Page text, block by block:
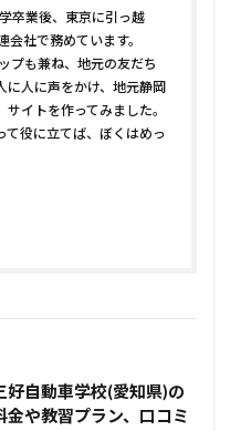
卒業後、東京に引っ越
会社で務めています。
プも兼ね、地元の友だち
に人に声をかけ、地元静岡
イトを作ってみました。
て役に立てば、ぼくはめっ
好自動車学校(愛知県)の
金や教習プラン、口コミ